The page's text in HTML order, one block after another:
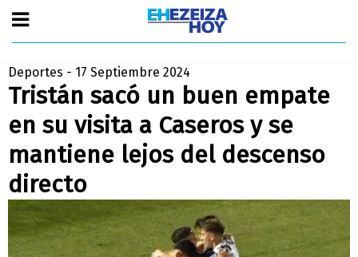
Deportes - 17 Septiembre 2024
Tristán sacó un buen empate
en su visita a Caseros y se
mantiene lejos del descenso
directo